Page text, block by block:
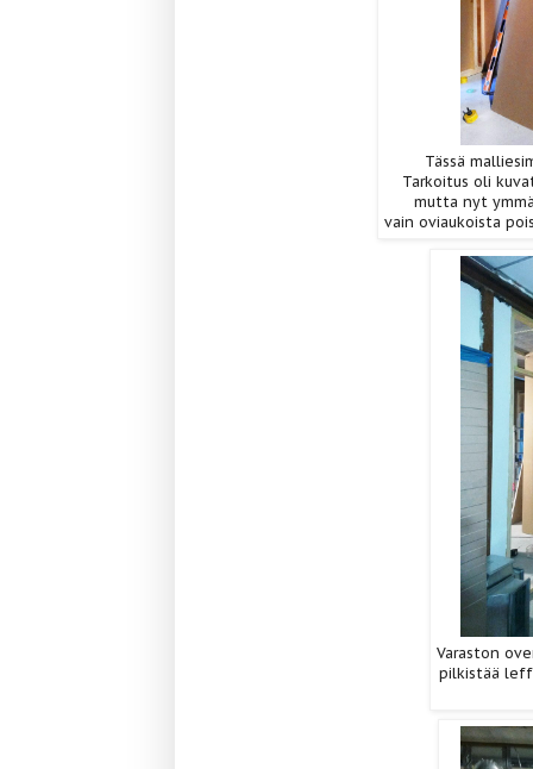
Tässä
Tarkoitus oli
mutta nyt
vain oviaukoista
Varaston
pilkistää